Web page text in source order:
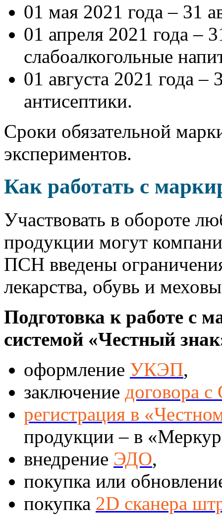
01 мая 2021 года – 31
01 апреля 2021 года –
слабоалкогольные
01 августа 2021 года –
антисептики.
Сроки обязательной
экспериментов.
Как работать с
Участвовать в обороте
продукции могут
ПСН введены
лекарства, обувь и
Подготовка к работе с
системой «Честный
оформление УКЭП,
заключение договора
регистрация в
продукции – в
внедрение ЭДО,
покупка или
покупка 2D сканера